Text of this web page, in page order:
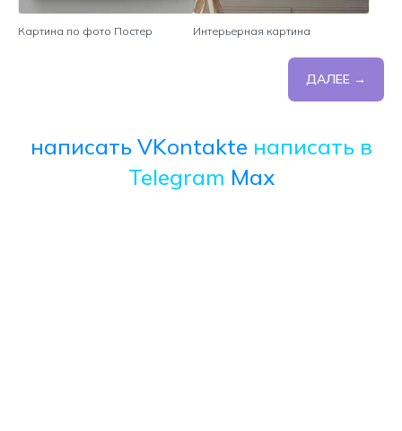
Картина по фото Постер Интерьерная картина
ДАЛЕЕ →
написать VKontakte написать в
Telegram Max